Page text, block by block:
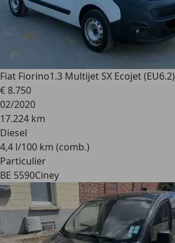
Fiat Fiorino1.3 Multijet SX Ecojet (EU6.2)
€ 8.750
02/2020
17.224 km
Diesel
4,4 l/100 km (comb.)
Particulier
BE 5590Ciney